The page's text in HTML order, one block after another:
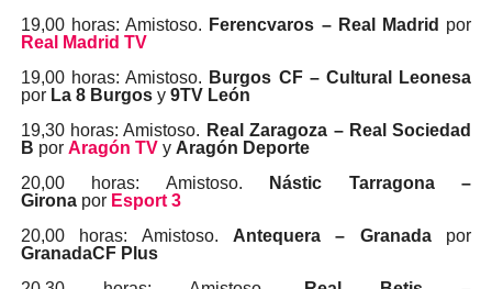
19,00 horas: Amistoso. Ferencvaros – Real Madrid por
Real Madrid TV
19,00 horas: Amistoso. Burgos CF – Cultural Leonesa
por La 8 Burgosy 9TV León
19,30 horas: Amistoso. Real Zaragoza – Real Sociedad
B por Aragón TVy Aragón Deporte
20,00 horas: Amistoso.
Nástic Tarragona –
Girona por Esport 3
20,00 horas: Amistoso. Antequera – Granada por
GranadaCF Plus